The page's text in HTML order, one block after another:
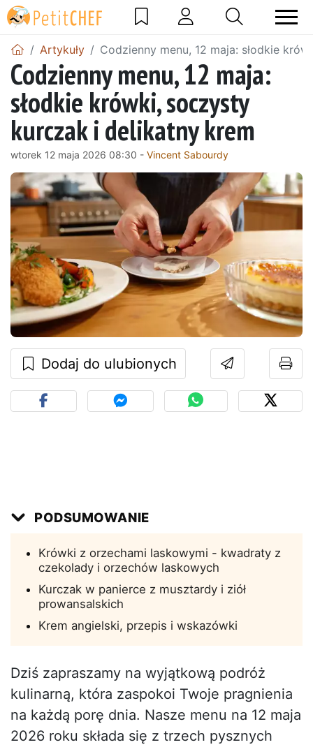
Artykuły Codzienny menu, 12 maja: słodkie
Codzienny menu, 12 maja:
słodkie krówki, soczysty
kurczak i delikatny krem
wtorek 12 maja 2026 08:30 - Vincent Sabourdy
Dodaj do ulubionych
PODSUMOWANIE
Krówki z orzechami laskowymi - kwadraty z
czekolady i orzechów laskowych
Kurczak w panierce z musztardy i ziół
prowansalskich
Krem angielski, przepis i wskazówki
Dziś zapraszamy na wyjątkową podróż
kulinarną, która zaspokoi Twoje pragnienia
na każdą porę dnia. Nasze menu na 12 maja
2026 roku składa się z trzech pysznych